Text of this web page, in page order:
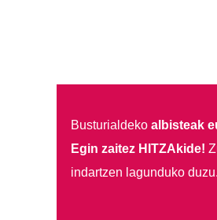
Busturialdeko albisteak
Egin zaitez HITZAkide!
indartzen lagunduko duzu.